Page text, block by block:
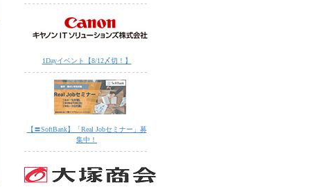
1Dayイベント【8/12〆切！】
【〓SoftBank】「Real Jobセミナー」募
集中！